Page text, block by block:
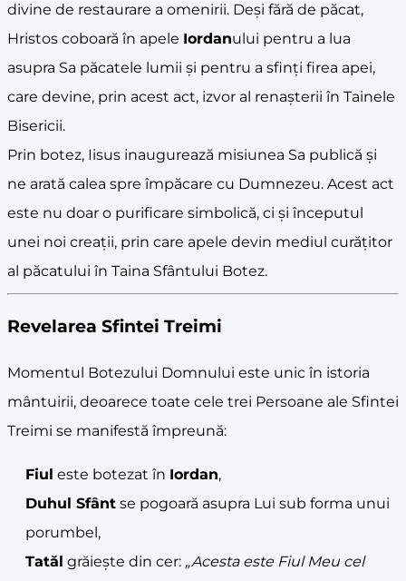
divine de restaurare a omenirii. Deși fără de păcat,
Hristos coboară în apele Iordanului pentru a lua
asupra Sa păcatele lumii și pentru a sfinți firea apei,
care devine, prin acest act, izvor al renașterii în Tainele
Bisericii.
Prin botez, Iisus inaugurează misiunea Sa publică și
ne arată calea spre împăcare cu Dumnezeu. Acest act
este nu doar o purificare simbolică, ci și începutul
unei noi creații, prin care apele devin mediul curățitor
al păcatului în Taina Sfântului Botez.
Revelarea Sfintei Treimi
Momentul Botezului Domnului este unic în istoria
mântuirii, deoarece toate cele trei Persoane ale Sfintei
Treimi se manifestă împreună:
Fiul este botezat în Iordan,
Duhul Sfânt se pogoară asupra Lui sub forma unui
porumbel,
Tatăl grăiește din cer: „Acesta este Fiul Meu cel